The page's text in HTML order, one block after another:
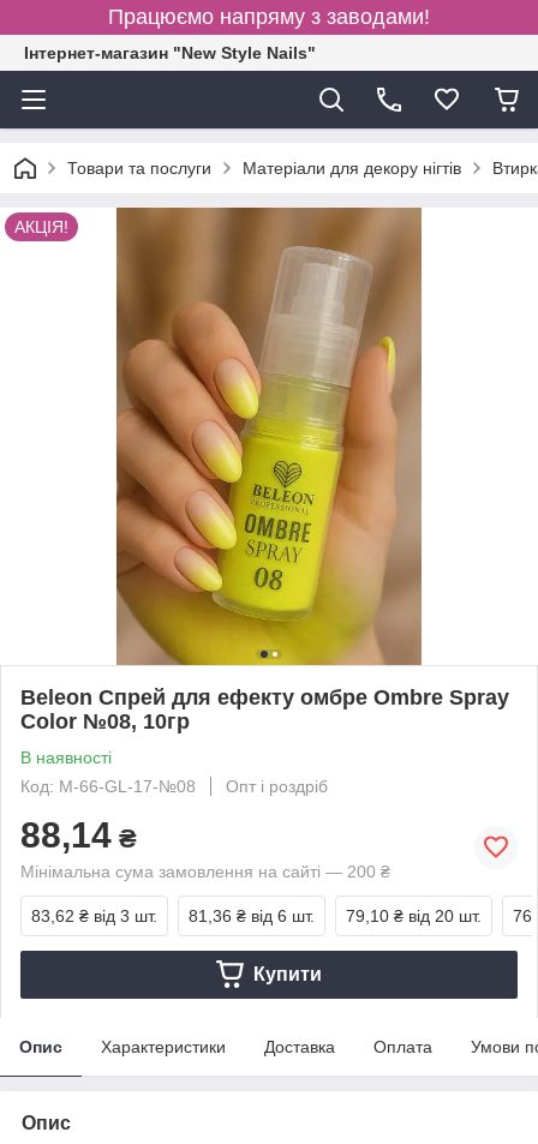
Працюємо напряму з заводами!
Інтернет-магазин "New Style Nails"
Товари та послуги Матеріали для декору нігтів
АКЦІЯ!
Beleon Спрей для ефекту омбре Ombre Spray
Color №08, 10гр
В наявності
Код: М-66-GL-17-№08
Опт і роздріб
88,14 ₴
Мінімальна сума замовлення на сайті — 200 ₴
83,62 ₴ від 3 шт. 81,36 ₴ від 6 шт. 79,10 ₴ від 20 шт.
Купити
Опис Характеристики Доставка Оплата Умови
Опис